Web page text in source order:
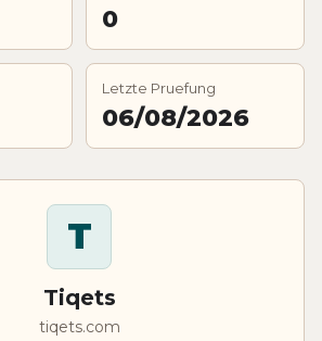
0
Letzte Pruefung
06/08/2026
T
Tiqets
tiqets.com